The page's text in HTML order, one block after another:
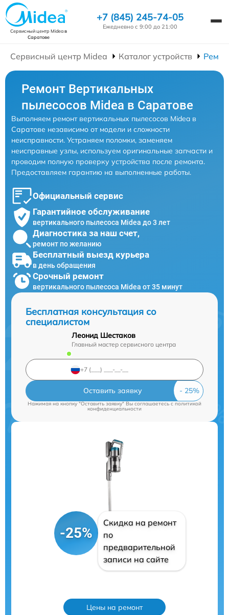
Сервисный центр Mideaв
Саратове
+7 (845) 245-74-05
Ежедневно с 9:00 до 21:00
Сервисный центр Midea Каталог устройств
Ремонт Вертикальных
пылесосов Midea в Саратове
Выполняем ремонт вертикальных пылесосов Midea в
Саратове независимо от модели и сложности
неисправности. Устраняем поломки, заменяем
неисправные узлы, используем оригинальные запчасти и
проводим полную проверку устройства после ремонта.
Предоставляем гарантию на выполненные работы.
Официальный сервис
Гарантийное обслуживание
вертикального пылесоса Midea до 3 лет
Диагностика за наш счет,
ремонт по желанию
Бесплатный выезд курьера
в день обращения
Срочный ремонт
вертикального пылесоса Midea от 35 минут
Бесплатная консультация со
специалистом
Леонид Шестаков
Главный мастер сервисного центра
Оставить заявку
Нажимая на кнопку "Оставить заявку" Вы соглашаетесь cполитикой
конфиденциальности
-25%
Скидка на ремонт
по
предварительной
записи на сайте
Цены на ремонт